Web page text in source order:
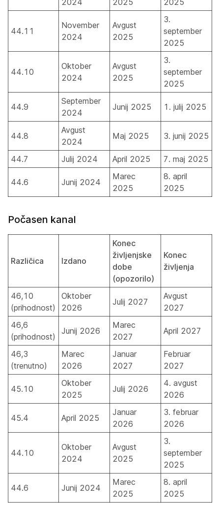
2024 2025 2025
44.11
November
2024
Avgust
2025
3.
september
2025
44.10
Oktober
2024
Avgust
2025
3.
september
2025
44.9
September
2024
Junij 2025 1. julij 2025
44.8
Avgust
2024
Maj 2025 3. junij 2025
44.7 Julij 2024 April 2025 7. maj 2025
44.6 Junij 2024
Marec
2025
8. april
2025
Počasen kanal
Različica Izdano
Konec
življenjske
dobe
(opozorilo)
Konec
življenja
46,10
(prihodnost)
Oktober
2026
Julij 2027
Avgust
2027
46,6
(prihodnost)
Junij 2026
Marec
2027
April 2027
46,3
(trenutno)
Marec
2026
Januar
2027
Februar
2027
45.10
Oktober
2025
Julij 2026
4. avgust
2026
45.4 April 2025
Januar
2026
3. februar
2026
44.10
Oktober
2024
Avgust
2025
3.
september
2025
44.6 Junij 2024
Marec
2025
8. april
2025